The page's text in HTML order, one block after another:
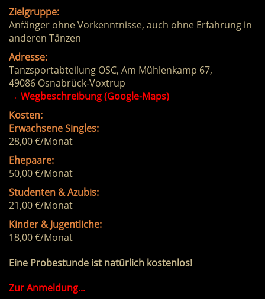
Zielgruppe:
Anfänger ohne Vorkenntnisse, auch ohne Erfahrung in
anderen Tänzen
Adresse:
Tanzsportabteilung OSC, Am Mühlenkamp 67,
49086 Osnabrück-Voxtrup
→ Wegbeschreibung (Google-Maps)
Kosten:
Erwachsene Singles:
28,00 €/Monat
Ehepaare:
50,00 €/Monat
Studenten & Azubis:
21,00 €/Monat
Kinder & Jugentliche:
18,00 €/Monat
Eine Probestunde ist natürlich kostenlos!
Zur Anmeldung...